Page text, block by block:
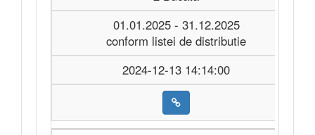
01.01.2025 - 31.12.2025
conform listei de distributie
2024-12-13 14:14:00